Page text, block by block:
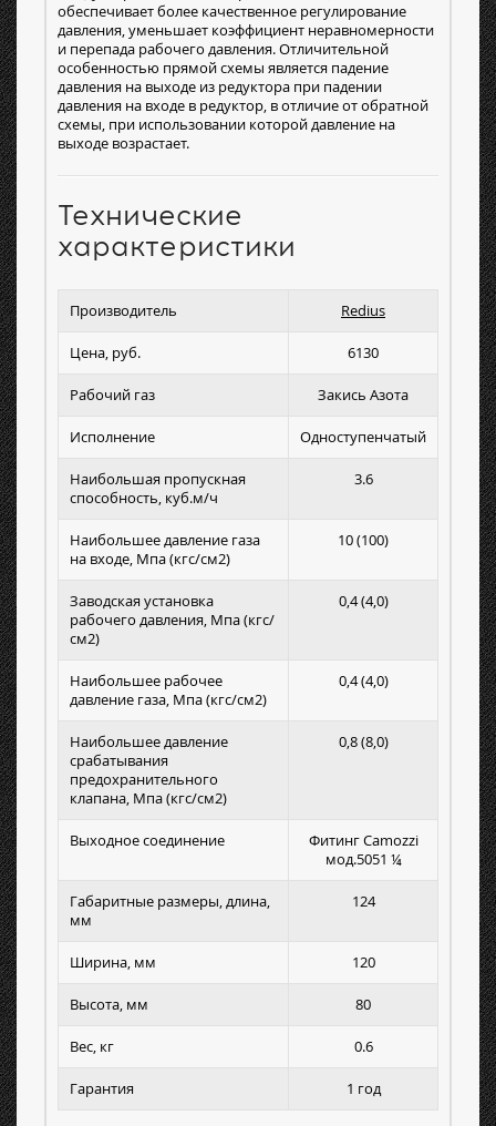
обеспечивает более качественное регулирование
давления, уменьшает коэффициент неравномерности
и перепада рабочего давления. Отличительной
особенностью прямой схемы является падение
давления на выходе из редуктора при падении
давления на входе в редуктор, в отличие от обратной
схемы, при использовании которой давление на
выходе возрастает.
Технические
характеристики
Производитель Redius
Цена, руб. 6130
Рабочий газ Закись Азота
Исполнение Одноступенчатый
Наибольшая пропускная
способность, куб.м/ч
3.6
Наибольшее давление газа
на входе, Мпа (кгс/см2)
10 (100)
Заводская установка
рабочего давления, Мпа (кгс/
см2)
0,4 (4,0)
Наибольшее рабочее
давление газа, Мпа (кгс/см2)
0,4 (4,0)
Наибольшее давление
срабатывания
предохранительного
клапана, Мпа (кгс/см2)
0,8 (8,0)
Выходное соединение
Фитинг Camozzi
мод.5051 ¼
Габаритные размеры, длина,
мм
124
Ширина, мм 120
Высота, мм 80
Вес, кг 0.6
Гарантия 1 год